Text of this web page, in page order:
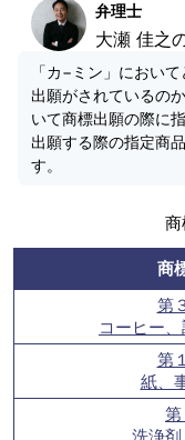
弁理士
大瀬 佳之
「カ−ミン」におい
出願がされているの
いて商標出願の際に
出願する際の指定商
す。
商
第
コーヒー
第
紙、